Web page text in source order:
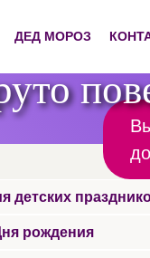
ДЕД МОРОЗ
детских
рождения